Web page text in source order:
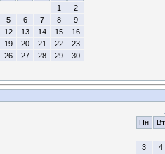
1
2
5 6 7 8
9
12 13 14 15
16
19 20 21 22
23
26 27 28 29
30
Пн
Вт
3
4